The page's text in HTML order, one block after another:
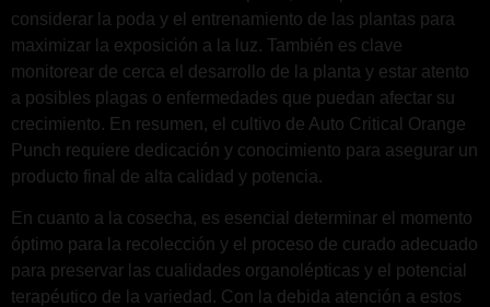
considerar la poda y el entrenamiento de las plantas para
maximizar la exposición a la luz. También es clave
monitorear de cerca el desarrollo de la planta y estar atento
a posibles plagas o enfermedades que puedan afectar su
crecimiento. En resumen, el cultivo de Auto Critical Orange
Punch requiere dedicación y conocimiento para asegurar un
producto final de alta calidad y potencia.
En cuanto a la cosecha, es esencial determinar el momento
óptimo para la recolección y el proceso de curado adecuado
para preservar las cualidades organolépticas y el potencial
terapéutico de la variedad. Con la debida atención a estos